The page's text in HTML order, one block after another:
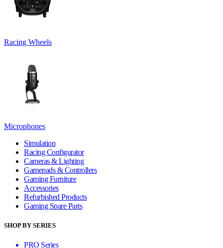
Racing Wheels
Microphones
Simulation
Racing Configurator
Cameras & Lighting
Gamepads & Controllers
Gaming Furniture
Accessories
Refurbished Products
Gaming Spare Parts
SHOP BY SERIES
PRO Series